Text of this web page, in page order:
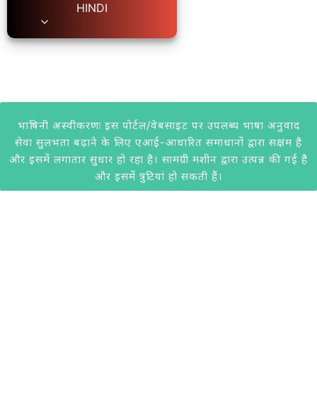
HINDI
भाषिनी अस्वीकरणः इस पोर्टल/वेबसाइट पर उपलब्ध भाषा अनुवाद
सेवा सुलभता बढ़ाने के लिए एआई-आधारित समाधानों द्वारा सक्षम है
और इसमें लगातार सुधार हो रहा है। सामग्री मशीन द्वारा उत्पन्न की गई है
और इसमें त्रुटियां हो सकती हैं।